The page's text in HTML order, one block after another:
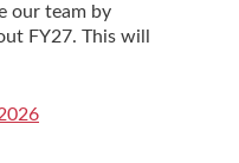
our team by
FY27. This will